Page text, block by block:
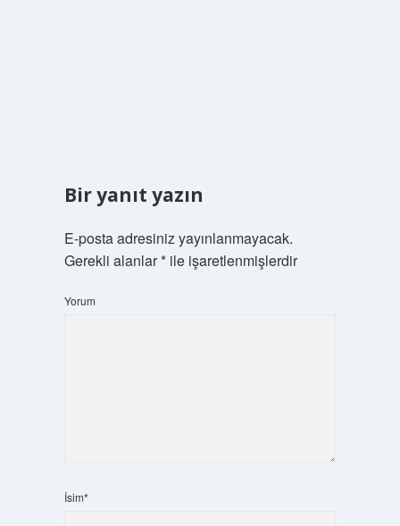
Bir yanıt yazın
E-posta adresiniz yayınlanmayacak.
Gerekli alanlar*ile işaretlenmişlerdir
Yorum
İsim*